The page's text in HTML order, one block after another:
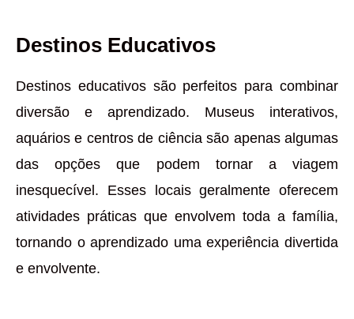
Destinos Educativos
Destinos educativos são perfeitos para combinar
diversão e aprendizado. Museus interativos,
aquários e centros de ciência são apenas algumas
das opções que podem tornar a viagem
inesquecível. Esses locais geralmente oferecem
atividades práticas que envolvem toda a família,
tornando o aprendizado uma experiência divertida
e envolvente.